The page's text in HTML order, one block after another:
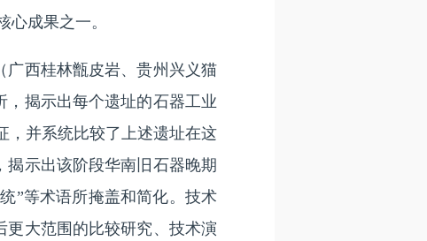
成果之一。
西桂林甑皮岩、贵州兴义猫
揭示出每个遗址的石器工业
，并系统比较了上述遗址在这
示出该阶段华南旧石器晚期
”等术语所掩盖和简化。技术
大范围的比较研究、技术演